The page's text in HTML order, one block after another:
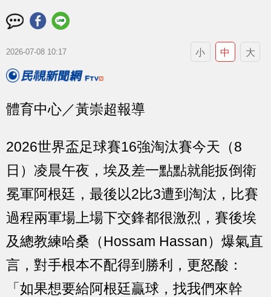
2026-07-08 10:17 小 中 大
體育中心／黃崇超報導
2026世界盃足球賽16強淘汰賽今天（8
日）凌晨午夜，埃及差一點點就能扳倒衛
冕軍阿根廷，最後以2比3遭到淘汰，比賽
過程兩軍場上場下交鋒都很激烈，賽後埃
及總教練哈桑（Hossam Hassan）爆氣直
言，對手根本不配得到勝利，更怒酸：
「如果想要給阿根廷贏球，找我們來幹